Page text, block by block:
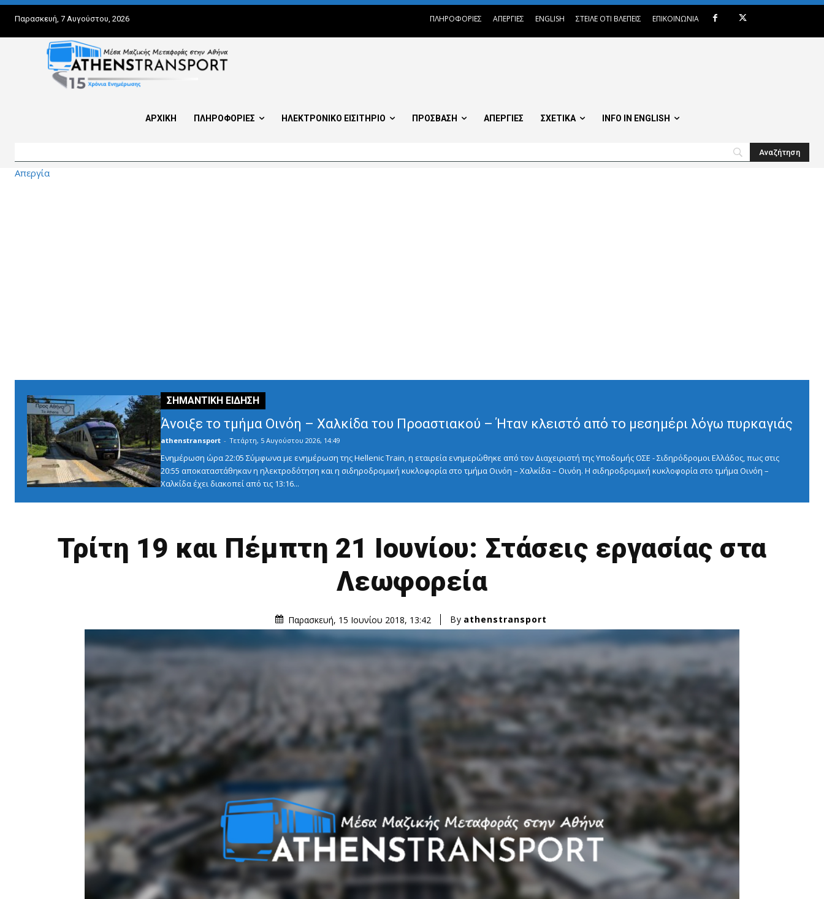
Παρασκευή, 7 Αυγούστου, 2026 ΠΛΗΡΟΦΟΡΙΕΣ ΑΠΕΡΓΙΕΣ ENGLISH ΣΤΕΙΛΕ ΟΤΙ ΒΛΕΠΕΙΣ ΕΠΙΚΟΙΝΩΝΙΑ
ΑΡΧΙΚΗ ΠΛΗΡΟΦΟΡΙΕΣ ΗΛΕΚΤΡΟΝΙΚΟ ΕΙΣΙΤΗΡΙΟ ΠΡΟΣΒΑΣΗ ΑΠΕΡΓΙΕΣ ΣΧΕΤΙΚΑ INFO IN ENGLISH
Απεργία
Άνοιξε το τμήμα Οινόη – Χαλκίδα του Προαστιακού – Ήταν κλειστό από το μεσημέρι λόγω πυρκαγιάς
athenstransport - Τετάρτη, 5 Αυγούστου 2026, 14:49
Ενημέρωση ώρα 22:05 Σύμφωνα με ενημέρωση της Hellenic Train, η εταιρεία ενημερώθηκε από τον Διαχειριστή της Υποδομής ΟΣΕ - Σιδηρόδρομοι Ελλάδος, πως στις
20:55 αποκαταστάθηκαν η ηλεκτροδότηση και η σιδηροδρομική κυκλοφορία στο τμήμα Οινόη – Χαλκίδα – Οινόη. Η σιδηροδρομική κυκλοφορία στο τμήμα Οινόη –
Χαλκίδα έχει διακοπεί από τις 13:16...
Τρίτη 19 και Πέμπτη 21 Ιουνίου: Στάσεις εργασίας στα
Λεωφορεία
Παρασκευή, 15 Ιουνίου 2018, 13:42 By athenstransport